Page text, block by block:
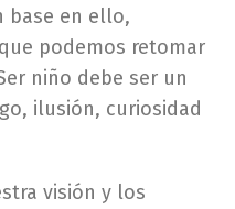
base en ello,
podemos retomar
niño debe ser un
ilusión, curiosidad
visión y los